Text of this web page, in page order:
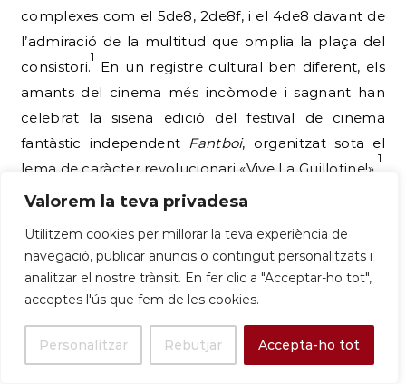
Valorem la teva privadesa
Utilitzem cookies per millorar la teva experiència de
navegació, publicar anuncis o contingut personalitzats i
analitzar el nostre trànsit. En fer clic a "Acceptar-ho tot",
acceptes l'ús que fem de les cookies.
Personalitzar Rebutjar Accepta-ho tot
complexes com el 5de8, 2de8f, i el 4de8 davant de
l’admiració de la multitud que omplia la plaça del
consistori.
1
En un registre cultural ben diferent, els
amants del cinema més incòmode i sagnant han
celebrat la sisena edició del festival de cinema
fantàstic independent Fantboi, organitzat sota el
lema de caràcter revolucionari «Vive La Guillotine!».
1
En l’àmbit de l’esport de competició i alternatiu,
s’han registrat els resultats següents:
La 45a Cursa Ciclista del Llobregat:
Disputada el
diumenge 31 de maig, aquesta clàssica de la Copa
111,59 km que enllaça Navàs amb la meta de Sant
1
Els joves ciclistes s’han enfrontat a un desnivell